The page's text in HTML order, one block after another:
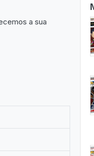
a sua